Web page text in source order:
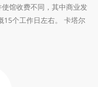
馆收费不同，其中商业发
15个工作日左右。 卡塔尔